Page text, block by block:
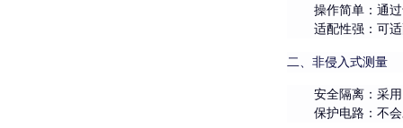
操作简单 ：通
适配性强 ：可
二、非侵入式测量
安全隔离 ：采
保护电路 ：不